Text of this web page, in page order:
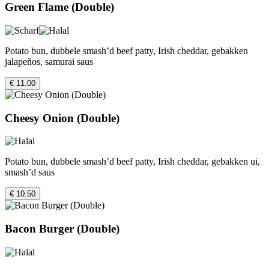
Green Flame (Double)
Potato bun, dubbele smash’d beef patty, Irish cheddar, gebakken
jalapeños, samurai saus
€ 11.00
Cheesy Onion (Double)
Potato bun, dubbele smash’d beef patty, Irish cheddar, gebakken ui,
smash’d saus
€ 10.50
Bacon Burger (Double)